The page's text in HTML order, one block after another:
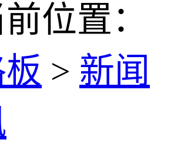
位置：
> 新闻